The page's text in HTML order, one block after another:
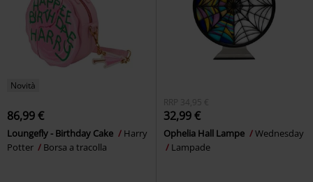
Novità
86,99 €
Loungefly - Birthday Cake
Harry
Potter
Borsa a tracolla
RRP 34,95 €
32,99 €
Ophelia Hall Lampe
Wednesday
Lampade